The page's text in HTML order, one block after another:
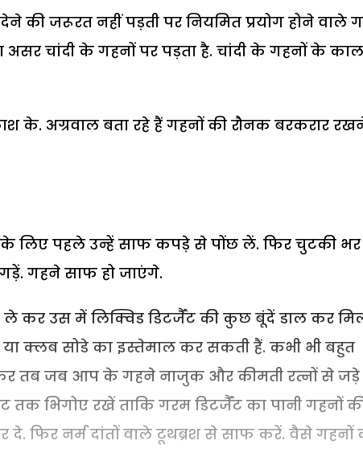
की जरूरत नहीं पड़ती पर नियमित प्रयोग होने वाले
चांदी के गहनों पर पड़ता है. चांदी के गहनों के
के. अग्रवाल बता रहे हैं गहनों की रौनक बरकरार
लिए पहले उन्हें साफ कपड़े से पोंछ लें. फिर चुटकी भर
गहने साफ हो जाएंगे.
कर उस में लिक्विड डिटर्जैंट की कुछ बूंदें डाल कर
क्लब सोडे का इस्तेमाल कर सकती हैं. कभी भी बहुत
तब जब आप के गहने नाजुक और कीमती रत्नों से जड़े
तक भिगोए रखें ताकि गरम डिटर्जैंट का पानी गहनों
दे. फिर नर्म दांतों वाले टूथब्रश से साफ करें. वैसे गहनों